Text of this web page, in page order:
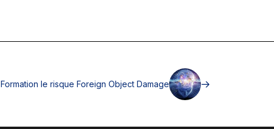
Formation le risque Foreign Object Damage